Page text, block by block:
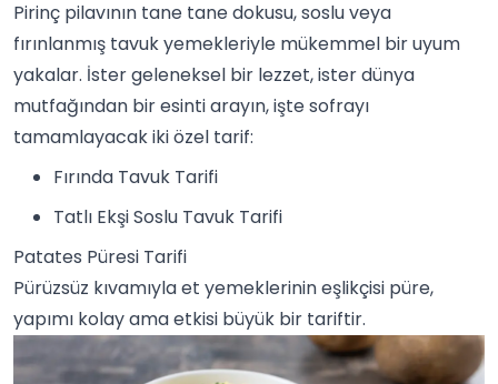
Pirinç pilavının tane tane dokusu, soslu veya
fırınlanmış tavuk yemekleriyle mükemmel bir uyum
yakalar. İster geleneksel bir lezzet, ister dünya
mutfağından bir esinti arayın, işte sofrayı
tamamlayacak iki özel tarif:
Fırında Tavuk Tarifi
Tatlı Ekşi Soslu Tavuk Tarifi
Patates Püresi Tarifi
Pürüzsüz kıvamıyla et yemeklerinin eşlikçisi püre,
yapımı kolay ama etkisi büyük bir tariftir.